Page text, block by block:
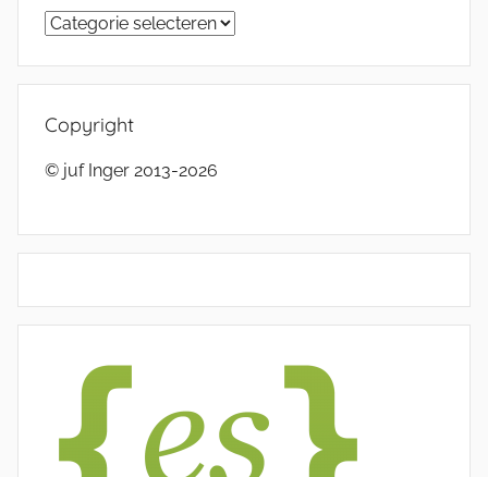
Categorieën
Copyright
© juf Inger 2013-2026